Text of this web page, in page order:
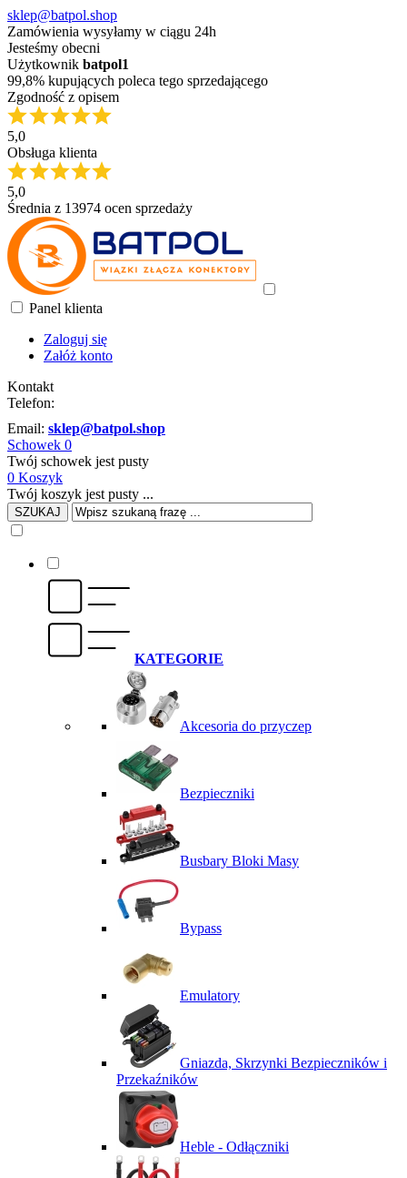
sklep@batpol.shop
Zamówienia wysyłamy w ciągu 24h
Jesteśmy obecni
Użytkownik batpol1
99,8% kupujących poleca tego sprzedającego
Zgodność z opisem
5,0
Obsługa klienta
5,0
Średnia z 13974 ocen sprzedaży
Panel klienta
Zaloguj się
Załóż konto
Kontakt
Telefon:
Email: sklep@batpol.shop
Schowek 0
Twój schowek jest pusty
0 Koszyk
Twój koszyk jest pusty ...
SZUKAJ
KATEGORIE
Akcesoria do przyczep
Bezpieczniki
Busbary Bloki Masy
Bypass
Emulatory
Gniazda, Skrzynki Bezpieczników i
Przekaźników
Heble - Odłączniki